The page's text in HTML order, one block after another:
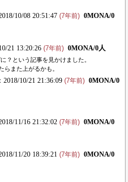
10/08 20:51:47 (7年前) 0MONA/0
21 13:20:26 (7年前) 0MONA/0人
？という記事を見かけました。
らまた上がるかも。
：2018/10/21 21:36:09 (7年前) 0MONA/0
11/16 21:32:02 (7年前) 0MONA/0
11/20 18:39:21 (7年前) 0MONA/0